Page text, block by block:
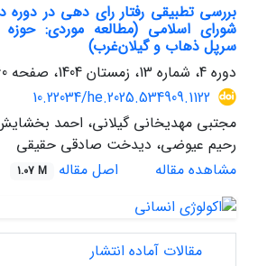
بررسی تطبیقی رفتار رای دهی در
شورای اسلامی (مطالعه موردی: حوزه
سرپل ذهاب و گیلان‌غرب)
دوره 4، شماره 13، زمستان 1404، صفحه
10.22034/he.2025.534909.1122
مجتبی مهدیخانی گیلانی، احمد
رحیم عیوضی، دیدخت صادقی حقیقی
مشاهده مقاله
اصل مقاله 1.07 M
مقالات آماده انتشار